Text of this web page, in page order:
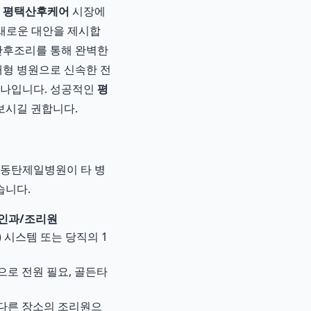
평택산후케어 시장에
로운 대안을 제시합
조리를 통해 완벽한
병원으로 신속한 전
입니다. 성공적인 평
시길 권합니다.
탄제일병원이 타 병
니다.
과/조리원
스템 또는 당직의 1
로 전원 필요, 골든타
른 장소의 조리원으